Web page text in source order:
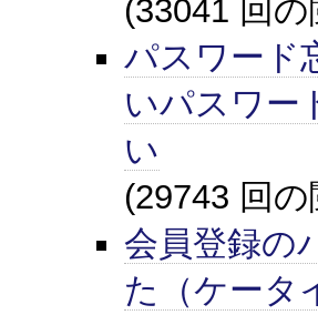
(33041 回
パスワード
いパスワー
い
(29743 回
会員登録の
た（ケータ